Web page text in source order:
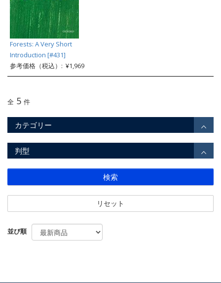
Forests: A Very Short
Introduction [#431]
参考価格（税込）: ¥1,969
全 5 件
カテゴリー
判型
検索
リセット
並び順